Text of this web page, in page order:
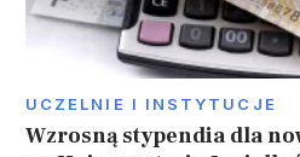
UCZELNIE I INSTYTUCJE
Wzrosną stypendia dla